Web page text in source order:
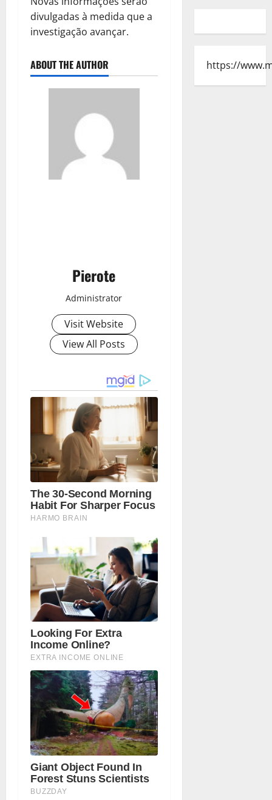
divulgadas à medida que a
investigação avançar.
ABOUT THE AUTHOR
Pierote
Administrator
Visit Website
View All Posts
https://